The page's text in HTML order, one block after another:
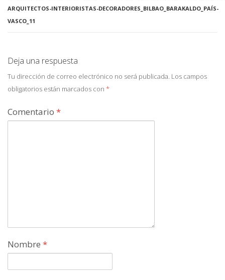
ARQUITECTOS-INTERIORISTAS-DECORADORES_BILBAO_BARAKALDO_PAÍS-
VASCO_11
Deja una respuesta
Tu dirección de correo electrónico no será publicada. Los campos
obligatorios están marcados con *
Comentario *
Nombre *